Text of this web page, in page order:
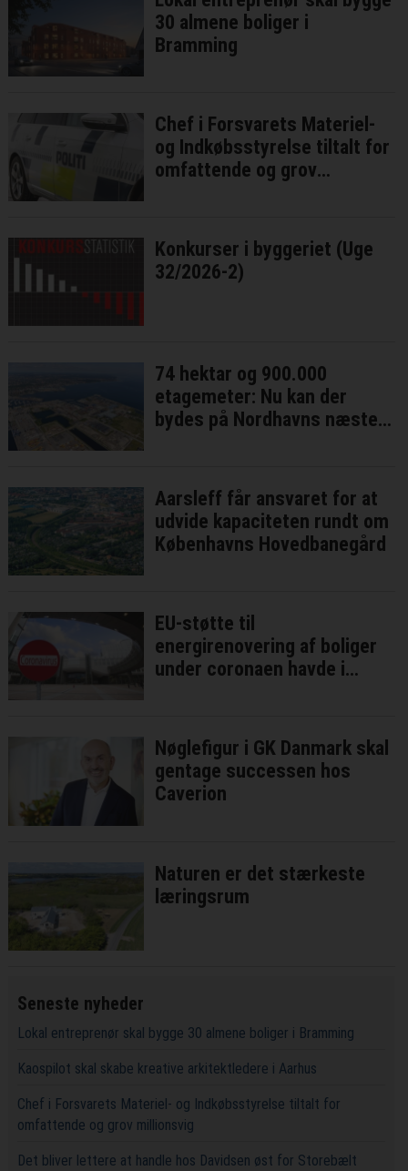
30 almene boliger i
Bramming
Chef i Forsvarets Materiel-
og Indkøbsstyrelse tiltalt for
omfattende og grov
Konkurser i byggeriet (Uge
32/2026-2)
74 hektar og 900.000
etagemeter: Nu kan der
bydes på Nordhavns næste
Aarsleff får ansvaret for at
udvide kapaciteten rundt om
Københavns Hovedbanegård
EU-støtte til
energirenovering af boliger
under coronaen havde i
Nøglefigur i GK Danmark skal
gentage successen hos
Caverion
Naturen er det stærkeste
læringsrum
Seneste nyheder
Lokal entreprenør skal bygge 30 almene boliger i Bramming
Kaospilot skal skabe kreative arkitektledere i Aarhus
Chef i Forsvarets Materiel- og Indkøbsstyrelse tiltalt for
omfattende og grov millionsvig
Det bliver lettere at handle hos Davidsen øst for Storebælt